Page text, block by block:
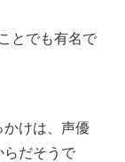
とでも有名で
かけは、声優
らだそうで